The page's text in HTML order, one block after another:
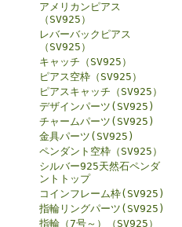
アメリカンピアス
（SV925）
レバーバックピアス
（SV925）
キャッチ（SV925）
ピアス空枠（SV925）
ピアスキャッチ（SV925）
デザインパーツ(SV925)
チャームパーツ(SV925)
金具パーツ(SV925)
ペンダント空枠（SV925）
シルバー925天然石ペンダ
ントトップ
コインフレーム枠(SV925)
指輪リングパーツ(SV925)
指輪（7号～）（SV925）